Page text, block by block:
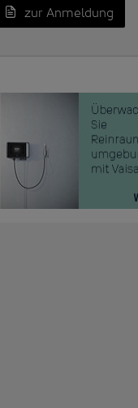
zur Anmeldung